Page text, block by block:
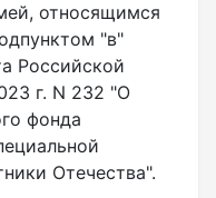
относящимся
"в"
Российской
г. N 232 "О
фонда
Отечества".